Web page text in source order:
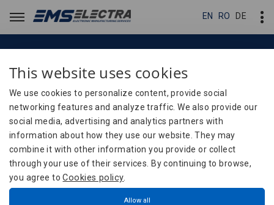
EN RO DE
EN RO DE
Planung
Planung
Home Dienstleistungen Planung
This website uses cookies
We use cookies to personalize content, provide social
networking features and analyze traffic. We also provide our
social media, advertising and analytics partners with
information about how they use our website. They may
combine it with other information you provide or collect
through your use of their services. By continuing to browse,
you agree toCookies policy
Allow all